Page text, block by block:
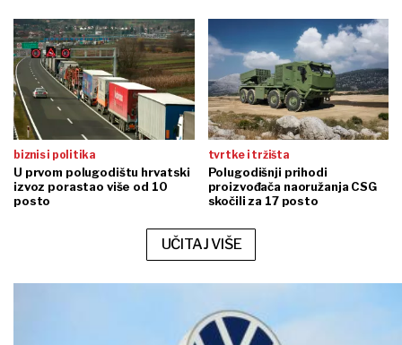
biznis i politika
U prvom polugodištu hrvatski
izvoz porastao više od 10
posto
tvrtke i tržišta
Polugodišnji prihodi
proizvođača naoružanja CSG
skočili za 17 posto
UČITAJ VIŠE